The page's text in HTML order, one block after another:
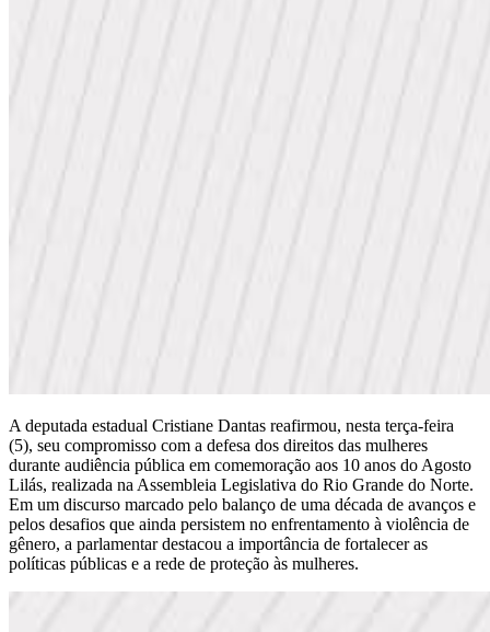
A deputada estadual Cristiane Dantas reafirmou, nesta terça-feira
(5), seu compromisso com a defesa dos direitos das mulheres
durante audiência pública em comemoração aos 10 anos do Agosto
Lilás, realizada na Assembleia Legislativa do Rio Grande do Norte.
Em um discurso marcado pelo balanço de uma década de avanços e
pelos desafios que ainda persistem no enfrentamento à violência de
gênero, a parlamentar destacou a importância de fortalecer as
políticas públicas e a rede de proteção às mulheres.